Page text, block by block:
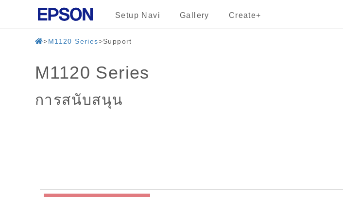
Setup Navi Gallery Create+
M1120 Series Support
M1120 Series
การสนับสนุน